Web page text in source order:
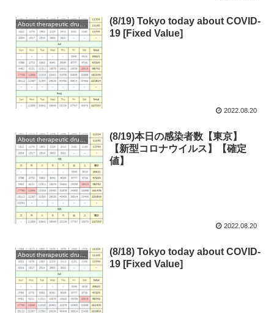
About therapeutic drugs and vaccines
(8/19) Tokyo today about COVID-
19 [Fixed Value]
2022.08.20
About therapeutic drugs and vaccines
(8/19)本日の感染者数【東京】
【新型コロナウイルス】【確定
値】
2022.08.20
About therapeutic drugs and vaccines
(8/18) Tokyo today about COVID-
19 [Fixed Value]